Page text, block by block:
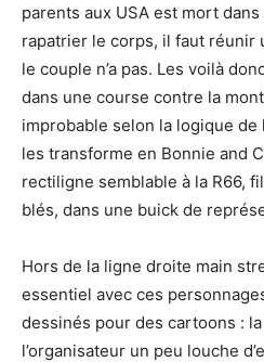
parents aux USA est mort
rapatrier le corps, il faut réunir
le couple n’a pas. Les voilà
dans une course contre la
improbable selon la logique
les transforme en Bonnie and
rectiligne semblable à la R66,
blés, dans une buick de
Hors de la ligne droite main
essentiel avec ces
dessinés pour des cartoons :
l’organisateur un peu louche